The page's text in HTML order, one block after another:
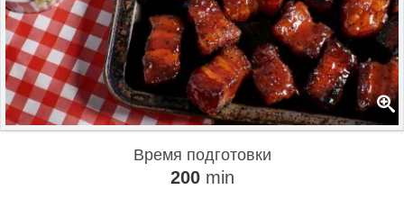
Время подготовки
200min